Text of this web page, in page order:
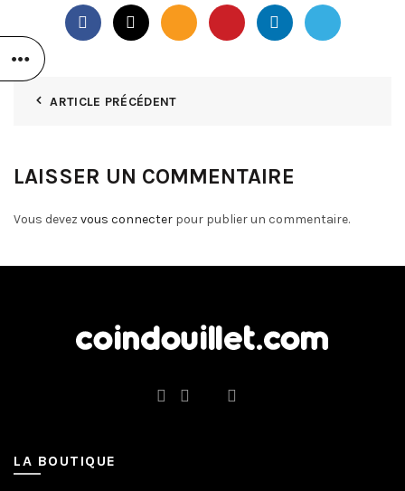
ARTICLE PRÉCÉDENT
LAISSER UN COMMENTAIRE
Vous devez vous connecter pour publier un commentaire.
LA BOUTIQUE